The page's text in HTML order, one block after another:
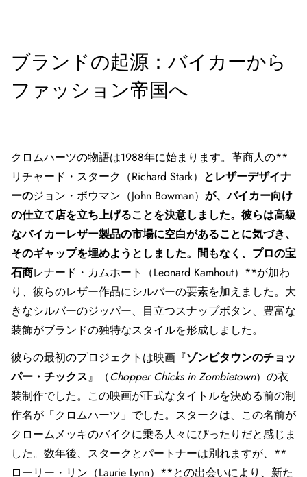
ブランドの起源：バイカーから
ファッション帝国へ
クロムハーツの物語は1988年に始まります。革商人の**
リチャード・スターク（Richard Stark） とレザーデザイナ
ーのジョン・ボウマン（John Bowman） が、バイカー向け
の仕立て店を立ち上げることを決意しました。彼らは高級
なバイカーレザー製品の市場に空白があることに気づき、
そのギャップを埋めようとしました。間もなく、プロの宝
石商レナード・カムホート（Leonard Kamhout）**が加わ
り、彼らのレザー作品にシルバーの要素を加えました。大
きなシルバーのジッパー、目立つスナップボタン、豊富な
装飾がブランドの独特なスタイルを形成しました。
彼らの最初のプロジェクトは映画『ゾンビタウンのチョッ
パー・チックス』（Chopper Chicks in Zombietown）の衣
装制作でした。この映画が正式なタイトルを決める前の制
作名が「クロムハーツ」でした。スタークは、この名前が
クロームメッキのバイクに乗る人々にぴったりだと感じま
した。数年後、スタークとパートナーは別れますが、**
ローリー・リン（Laurie Lynn）**との出会いにより、新た